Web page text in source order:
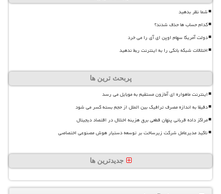
شما نظر بدهید
کدام حساب ها حذف شدند؟
دولت آمریکا سهام اوپن ای آی را می خرد
اختلالات شبکه بانکی را به اینترنت ربط ندهید
پربحث ترین ها
اینترنت ماهواره ای آمازون مستقیم به موبایل می رسد
دقیقا به اندازه مصرف ترافیک بین الملل از حجم بسته کسر می شود
مراکز داده قربانی پنهان قطعی برق هزینه اختلال در اقتصاد دیجیتال
تاکید مدیرعامل شرکت زیرساخت بر توسعه دستیار هوش مصنوعی اختصاصی
جدیدترین ها